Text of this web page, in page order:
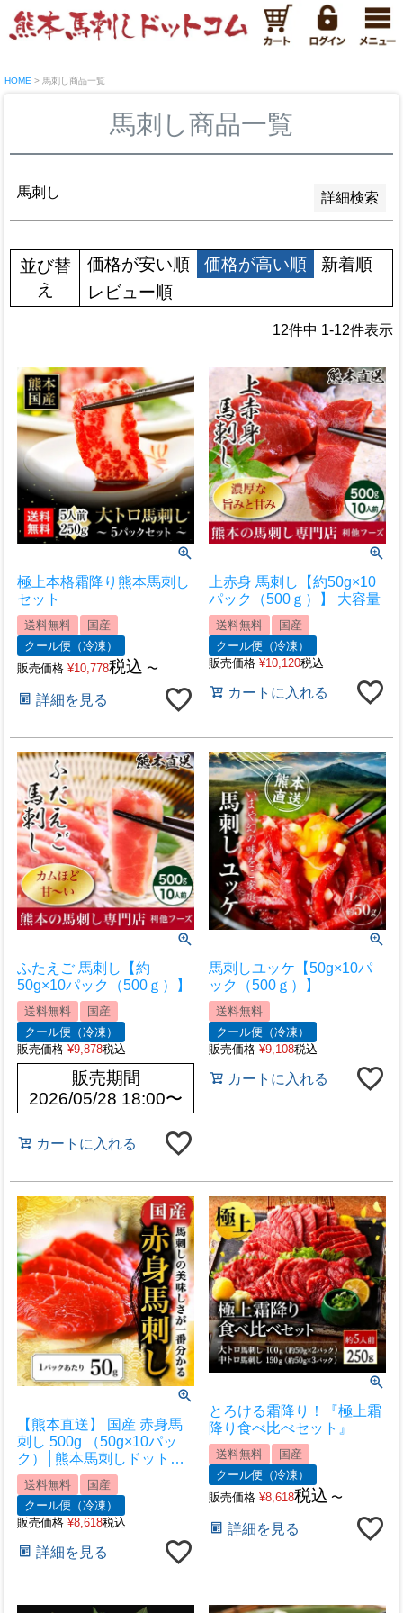
HOME 馬刺し商品一覧
馬刺し商品一覧
馬刺し 詳細検索
新着順
登録順
価格が安い順
優先度順
キーワードヒット順
検索
並び替
え
価格が安い順 価格が高い順
新着順
レビュー順
12件中 1-12件表示
極上本格霜降り熊本馬刺し
セット
送料無料
国産
クール便（冷凍）
販売価格 ¥10,778税込 〜
詳細を見る
上赤身 馬刺し【約50g×10
パック（500ｇ）】 大容量
送料無料
国産
クール便（冷凍）
販売価格 ¥10,120税込
カートに入れる
ふたえご 馬刺し【約
50g×10パック（500ｇ）】
送料無料
国産
クール便（冷凍）
販売価格 ¥9,878税込
販売期間
2026/05/28 18:00〜
カートに入れる
馬刺しユッケ【50g×10パ
ック（500ｇ）】
送料無料
クール便（冷凍）
販売価格 ¥9,108税込
カートに入れる
【熊本直送】 国産 赤身馬
刺し 500g （50g×10パッ
ク）│熊本馬刺しドットコ
ム│熊本馬刺し 馬刺し通販
馬刺し専門店 馬刺しお取り
寄せ 利他フーズ
送料無料
国産
クール便（冷凍）
販売価格 ¥8,618税込
詳細を見る
とろける霜降り！『極上霜
降り食べ比べセット』
送料無料
国産
クール便（冷凍）
販売価格 ¥8,618税込 〜
詳細を見る